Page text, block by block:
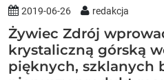
2019-06-26 redakcja
Żywiec Zdrój
krystaliczną górską
pięknych, szklanych